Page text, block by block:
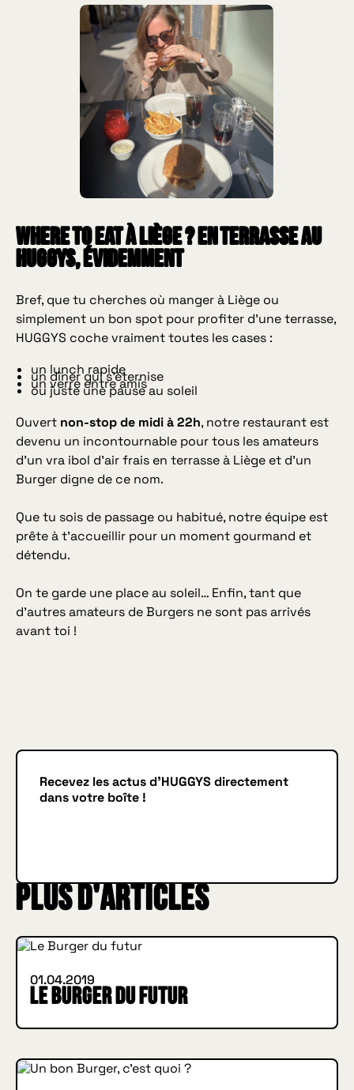
Where to eat à Liège ? En terrasse au
HUGGYS, évidemment
Bref, que tu cherches où manger à Liège ou
simplement un bon spot pour profiter d’une terrasse,
HUGGYS coche vraiment toutes les cases :
un lunch rapide
un dîner qui s’éternise
un verre entre amis
ou juste une pause au soleil
Ouvert non-stop de midi à 22h, notre restaurant est
devenu un incontournable pour tous les amateurs
d’un vra ibol d’air frais en terrasse à Liège et d’un
Burger digne de ce nom.
Que tu sois de passage ou habitué, notre équipe est
prête à t’accueillir pour un moment gourmand et
détendu.
On te garde une place au soleil… Enfin, tant que
d’autres amateurs de Burgers ne sont pas arrivés
avant toi !
Recevez les actus d'HUGGYS directement
dans votre boîte !
Plus d'articles
IN BURGER WE TRUST
01.04.2019
Le Burger du futur
IN BURGER WE TRUST